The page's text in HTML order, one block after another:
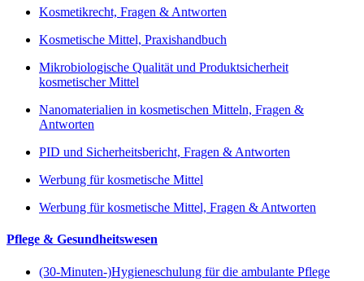
Kosmetikrecht, Fragen & Antworten
Kosmetische Mittel, Praxishandbuch
Mikrobiologische Qualität und Produktsicherheit
kosmetischer Mittel
Nanomaterialien in kosmetischen Mitteln, Fragen &
Antworten
PID und Sicherheitsbericht, Fragen & Antworten
Werbung für kosmetische Mittel
Werbung für kosmetische Mittel, Fragen & Antworten
Pflege & Gesundheitswesen
(30-Minuten-)Hygieneschulung für die ambulante Pflege